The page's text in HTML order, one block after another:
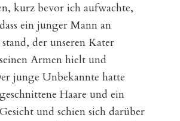
kurz bevor ich aufwachte,
ein junger Mann an
der unseren Kater
Armen hielt und
junge Unbekannte hatte
Haare und ein
und schien sich darüber